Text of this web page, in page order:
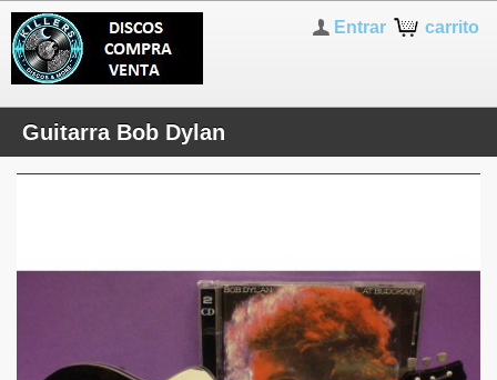
carrito
Entrar
Guitarra Bob Dylan